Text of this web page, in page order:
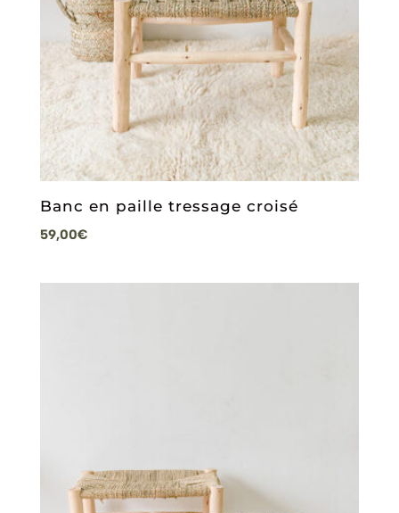
Banc en paille tressage croisé
59,00€